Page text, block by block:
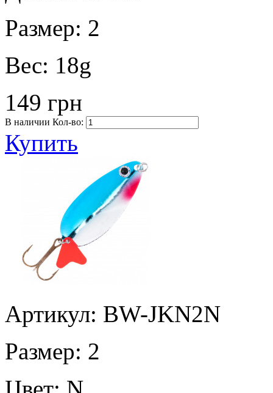
Размер: 2
Вес: 18g
149 грн
В наличии Кол-во:
Купить
Артикул: BW-JKN2N
Размер: 2